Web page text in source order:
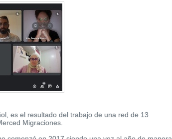
es el resultado del trabajo de una red de 13
Migraciones.